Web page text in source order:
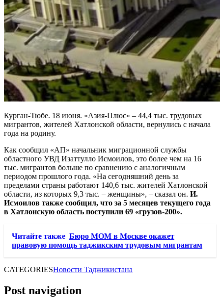
Курган-Тюбе. 18 июня. «Азия-Плюс» – 44,4 тыс. трудовых
мигрантов, жителей Хатлонской области, вернулись с начала
года на родину.
Как сообщил «АП» начальник миграционной службы
областного УВД Изаттулло Исмоилов, это более чем на 16
тыс. мигрантов больше по сравнению с аналогичным
периодом прошлого года. «На сегодняшний день за
пределами страны работают 140,6 тыс. жителей Хатлонской
области, из которых 9,3 тыс. – женщины», – сказал он. И.
Исмоилов также сообщил, что за 5 месяцев текущего года
в Хатлонскую область поступили 69 «грузов-200».
Читайте также Бюро МОМ в Москве окажет
правовую помощь таджикским трудовым мигрантам
CATEGORIESНовости Таджикистана
Post navigation